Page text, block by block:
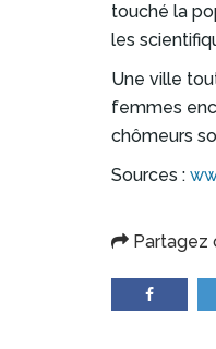
touché la
les
Une ville
femmes
chômeurs
Sources :
Partagez